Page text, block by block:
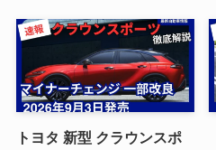
トヨタ 新型 クラウンスポ